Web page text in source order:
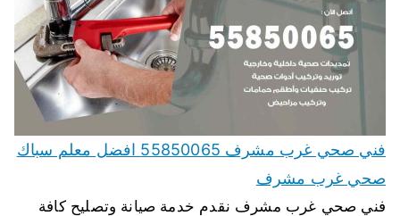
فني صحي غرب مشرف 55850065 افضل معلم سباك
صحي غرب مشرف
فني صحي غرب مشرف نقدم خدمة صيانة وتصليح كافة